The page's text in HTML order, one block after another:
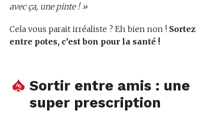
avec ça, une pinte ! »
Cela vous parait irréaliste ? Eh bien non ! Sortez
entre potes, c’est bon pour la santé !
Sortir entre amis : une
super prescription